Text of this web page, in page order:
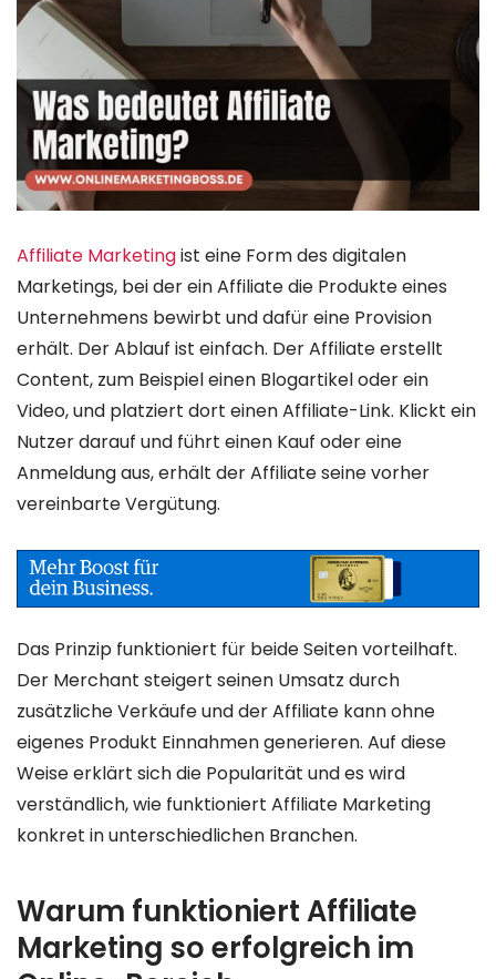
Affiliate Marketingist eine Form des digitalen
Marketings, bei der ein Affiliate die Produkte eines
Unternehmens bewirbt und dafür eine Provision
erhält. Der Ablauf ist einfach. Der Affiliate erstellt
Content, zum Beispiel einen Blogartikel oder ein
Video, und platziert dort einen Affiliate-Link. Klickt ein
Nutzer darauf und führt einen Kauf oder eine
Anmeldung aus, erhält der Affiliate seine vorher
vereinbarte Vergütung.
Das Prinzip funktioniert für beide Seiten vorteilhaft.
Der Merchant steigert seinen Umsatz durch
zusätzliche Verkäufe und der Affiliate kann ohne
eigenes Produkt Einnahmen generieren. Auf diese
Weise erklärt sich die Popularität und es wird
verständlich, wie funktioniert Affiliate Marketing
konkret in unterschiedlichen Branchen.
Warum funktioniert Affiliate
Marketing so erfolgreich im